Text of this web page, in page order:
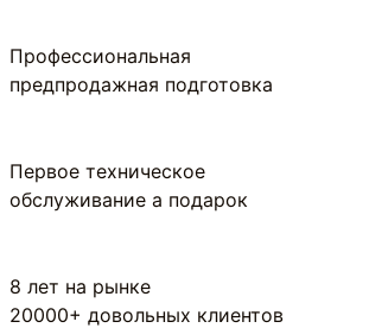
Профессиональная
предпродажная подготовка
Первое техническое
обслуживание а подарок
8 лет на рынке
20000+ довольных клиентов